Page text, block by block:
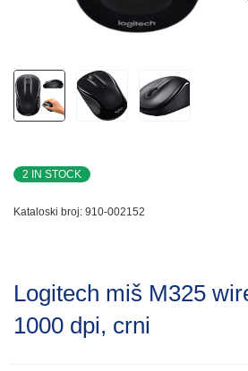
2 IN STOCK
Kataloski broj: 910-002152
Logitech miš M325
1000 dpi, crni